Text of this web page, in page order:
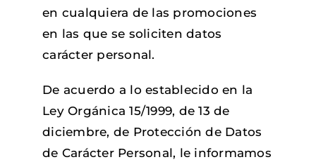
en cualquiera de las promociones
en las que se soliciten datos
carácter personal.
De acuerdo a lo establecido en la
Ley Orgánica 15/1999, de 13 de
diciembre, de Protección de Datos
de Carácter Personal, le informamos